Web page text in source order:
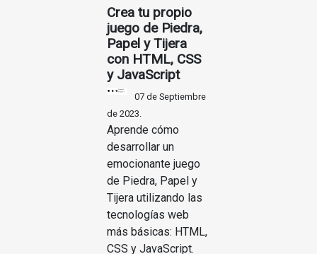
Crea tu propio
juego de Piedra,
Papel y Tijera
con HTML, CSS
y JavaScript
07 de Septiembre
de 2023.
Aprende cómo
desarrollar un
emocionante juego
de Piedra, Papel y
Tijera utilizando las
tecnologías web
más básicas: HTML,
CSS y JavaScript.